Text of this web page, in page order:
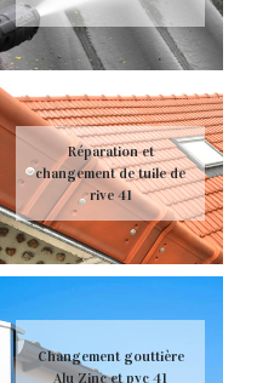
Réparation et
changement de tuile de
rive 41
Changement gouttière
Alu Zinc et pvc 41